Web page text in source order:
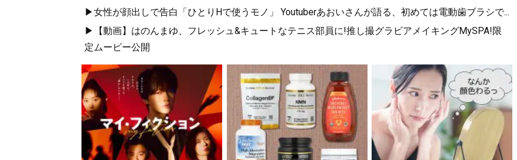
▶女性が顔出しで告白「ひとりHで使うモノ」 Youtuberあおいさんが語る、初めては電動歯ブラシで...
▶【動画】はのんまゆ、フレッシュ&キュートなテニス部員に!推し撮グラビアメイキングMySPA!限
定ムービー公開